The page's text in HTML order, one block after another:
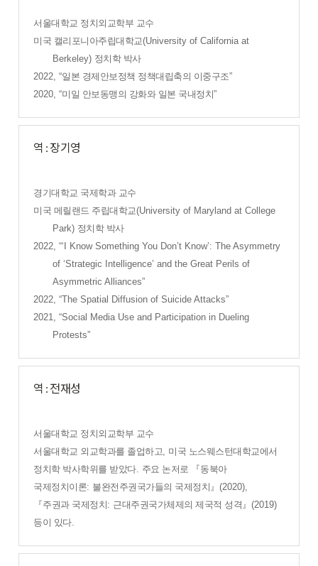
서울대학교 정치외교학부 교수
미국 캘리포니아주립대학교(University of California at
Berkeley) 정치학 박사
2022, “일본 경제안보정책 정책대립축의 이중구조”
2020, “미일 안보동맹의 강화와 일본 국내정치”
역 : 장기영
경기대학교 국제학과 교수
미국 메릴랜드 주립대학교(University of Maryland at College
Park) 정치학 박사
2022, “‘I Know Something You Don’t Know’: The Asymmetry
of ‘Strategic Intelligence’ and the Great Perils of
Asymmetric Alliances”
2022, “The Spatial Diffusion of Suicide Attacks”
2021, “Social Media Use and Participation in Dueling
Protests”
역 : 전재성
서울대학교 정치외교학부 교수
서울대학교 외교학과를 졸업하고, 미국 노스웨스턴대학교에서
정치학 박사학위를 받았다. 주요 논저로 『동북아
국제정치이론: 불완전주권국가들의 국제정치 』(2020),
『주권과 국제정치: 근대주권국가체제의 제국적 성격 』(2019)
등이 있다.